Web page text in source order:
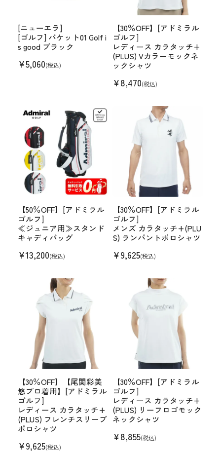
[ニューエラ]
[ゴルフ] バケット01 Golf i
s good ブラック
¥5,060(税込)
【30％OFF】[アドミラル
ゴルフ]
レディース カラタッチ+
(PLUS) Vカラーモックネ
ックシャツ
¥8,470(税込)
【50％OFF】[アドミラル
ゴルフ]
≪ジュニア用≫スタンド
キャディバッグ
¥13,200(税込)
【30％OFF】[アドミラル
ゴルフ]
メンズ カラタッチ+(PLU
S) ランパントポロシャツ
¥9,625(税込)
【30％OFF】【尾関彩美
悠プロ着用】[アドミラル
ゴルフ]
レディース カラタッチ+
(PLUS) フレンチスリーブ
ポロシャツ
¥9,625(税込)
【30％OFF】[アドミラル
ゴルフ]
レディース カラタッチ+
(PLUS) リーフロゴモック
ネックシャツ
¥8,855(税込)